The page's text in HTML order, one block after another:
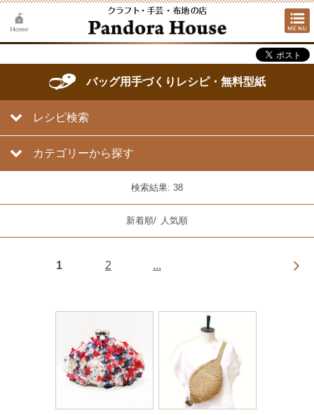
バッグ用手づくりレシピ・無料型紙
レシピ検索
カテゴリーから探す
検索結果: 38
新着順/ 人気順
1 2 ...